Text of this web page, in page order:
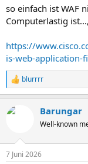
so einfach ist WAF
Computerlastig
https://
is-web-application-
R
e
k
e
blurrrr
Barungar
Well-known
7 Juni 2026